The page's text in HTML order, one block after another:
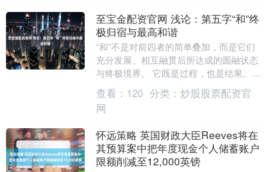
至宝金配资官网 浅论：第五字“和”终
极归宿与最高和谐
“和”不是对前四者的简单叠加，而是它们
充分发展、相互融贯后所达成的圆融状态
与终极境界。 它既是过程，也是结果。
一、为何是“和”？——“真美善信”的内在要
求 “....
查看： 120 分类： 炒股股票配资官
网
怀远策略 英国财政大臣Reeves将在
其预算案中把年度现金个人储蓄账户
限额削减至12,000英镑